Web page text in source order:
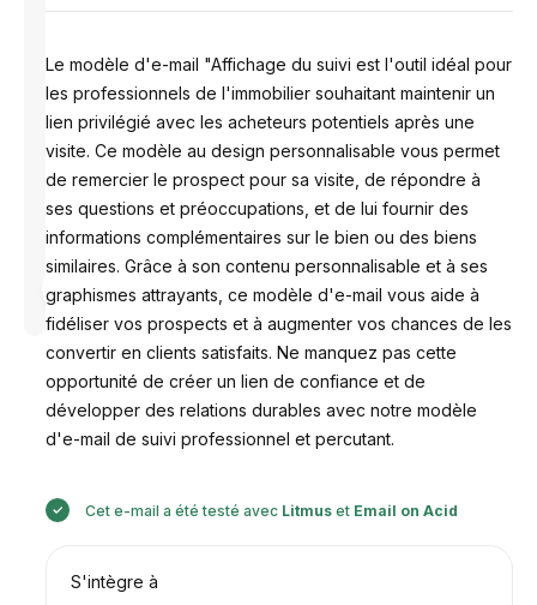
Anastasiia
Le modèle d'e-mail "Affichage du suivi est l'outil idéal pour
les professionnels de l'immobilier souhaitant maintenir un
lien privilégié avec les acheteurs potentiels après une
visite. Ce modèle au design personnalisable vous permet
de remercier le prospect pour sa visite, de répondre à
ses questions et préoccupations, et de lui fournir des
informations complémentaires sur le bien ou des biens
similaires. Grâce à son contenu personnalisable et à ses
graphismes attrayants, ce modèle d'e-mail vous aide à
fidéliser vos prospects et à augmenter vos chances de les
convertir en clients satisfaits. Ne manquez pas cette
opportunité de créer un lien de confiance et de
développer des relations durables avec notre modèle
d'e-mail de suivi professionnel et percutant.
Cet e-mail a été testé avec Litmus et Email on Acid
S'intègre à